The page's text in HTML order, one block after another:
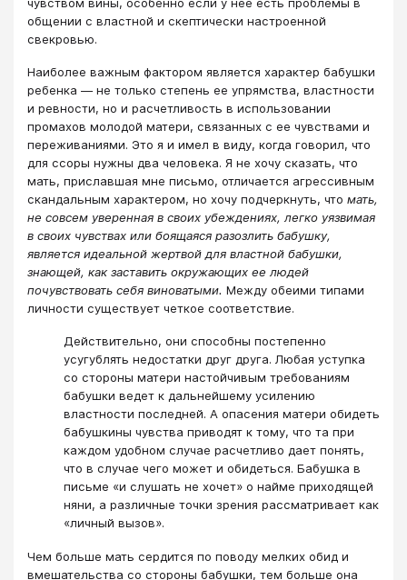
общении с властной и скептически настроенной
свекровью.
Наиболее важным фактором является характер бабушки
ребенка — не только степень ее упрямства, властности
и ревности, но и расчетливость в использовании
промахов молодой матери, связанных с ее чувствами и
переживаниями. Это я и имел в виду, когда говорил, что
для ссоры нужны два человека. Я не хочу сказать, что
мать, приславшая мне письмо, отличается агрессивным
скандальным характером, но хочу подчеркнуть, что мать,
не совсем уверенная в своих убеждениях, легко уязвимая
в своих чувствах или боящаяся разозлить бабушку,
является идеальной жертвой для властной бабушки,
знающей, как заставить окружающих ее людей
почувствовать себя виноватыми. Между обеими типами
личности существует четкое соответствие.
Действительно, они способны постепенно
усугублять недостатки друг друга. Любая уступка
со стороны матери настойчивым требованиям
бабушки ведет к дальнейшему усилению
властности последней. А опасения матери обидеть
бабушкины чувства приводят к тому, что та при
каждом удобном случае расчетливо дает понять,
что в случае чего может и обидеться. Бабушка в
письме «и слушать не хочет» о найме приходящей
няни, а различные точки зрения рассматривает как
«личный вызов».
Чем больше мать сердится по поводу мелких обид и
вмешательства со стороны бабушки, тем больше она